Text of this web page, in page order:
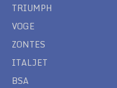
TRIUMPH
VOGE
ZONTES
ITALJET
BSA